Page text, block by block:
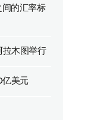
的汇率标
木图举行
亿美元